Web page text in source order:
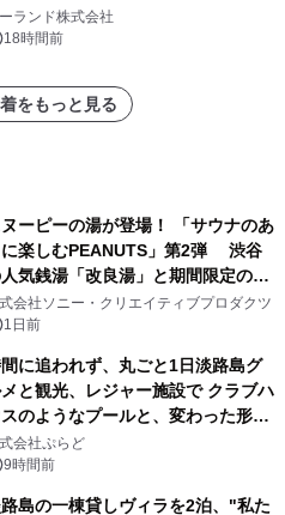
示しての 記念キャンペーンを開
英国ラジオ「NTS」の 特別プログ
ティストを フィーチャーしたアニ
ションを公開～
ランド株式会社
18時間前
をもっと見る
ヌーピーの湯が登場！ 「サウナのあ
に楽しむPEANUTS」第2弾 渋谷
気銭湯「改良湯」と期間限定のコ
レーション サウナイキタイコラ
ッズも発売決定！
会社ソニー・クリエイティブプロダクツ
1日前
に追われず、丸ごと1日淡路島グ
と観光、レジャー施設で クラブハ
のようなプールと、変わった形の
ナも 「THE BOXY AWAJI」のお
素泊まり連泊プランで
会社ぷらど
9時間前
島の一棟貸しヴィラを2泊、"私た